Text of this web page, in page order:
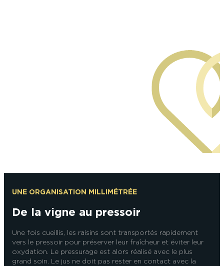
UNE ORGANISATION MILLIMÉTRÉE
De la vigne au pressoir
Une fois cueillis, les raisins sont transportés rapidement
vers le pressoir pour préserver leur fraîcheur et éviter leur
oxydation. Le pressurage est alors réalisé avec le plus
grand soin. Le jus ne doit pas rester en contact avec la